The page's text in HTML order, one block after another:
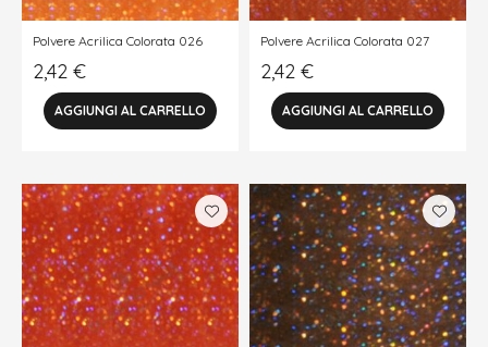
Polvere Acrilica Colorata 026
2,42 €
Polvere Acrilica Colorata 027
2,42 €